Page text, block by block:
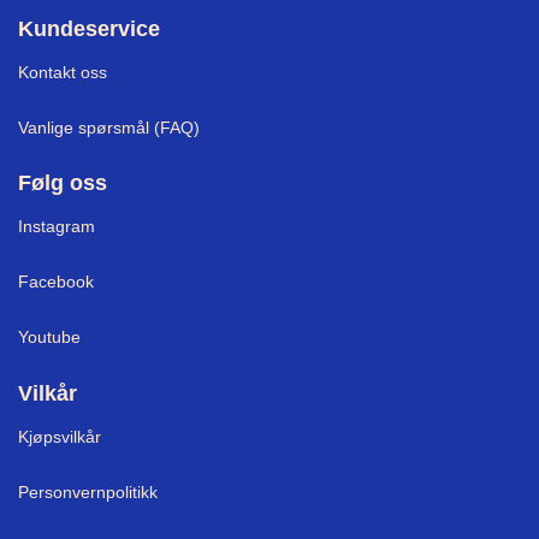
Kundeservice
Kontakt oss
Vanlige spørsmål (FAQ)
Følg oss
Instagram
Facebook
Youtube
Vilkår
Kjøpsvilkår
Personvernpolitikk